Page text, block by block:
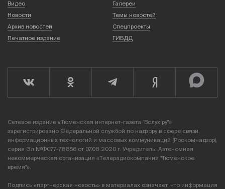
Видео
Галереи
Новости
Темы новостей
Архив новостей
Спецпроекты
Печатное издание
ГИБДД
Сетевое издание «Тюменская интернет-газета "Вслух.ру"»
зарегистрировано Федеральной службой по надзору в сфере связи,
информационных технологий и массовых коммуникаций (Роскомнадзор),
серия Эл №ФС77-78856 от 07.08.2020 г. Учредитель: Автономная
некоммерческая организация «Телерадиокомпания "Тюменское
время"».
Подпись «партнерская новость» в материалах означает, что информация